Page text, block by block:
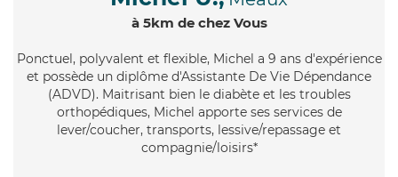
à 5km de chez Vous
Ponctuel, polyvalent et flexible, Michel a 9 ans d'expérience
et possède un diplôme d'Assistante De Vie Dépendance
(ADVD). Maitrisant bien le diabète et les troubles
orthopédiques, Michel apporte ses services de
lever/coucher, transports, lessive/repassage et
compagnie/loisirs*